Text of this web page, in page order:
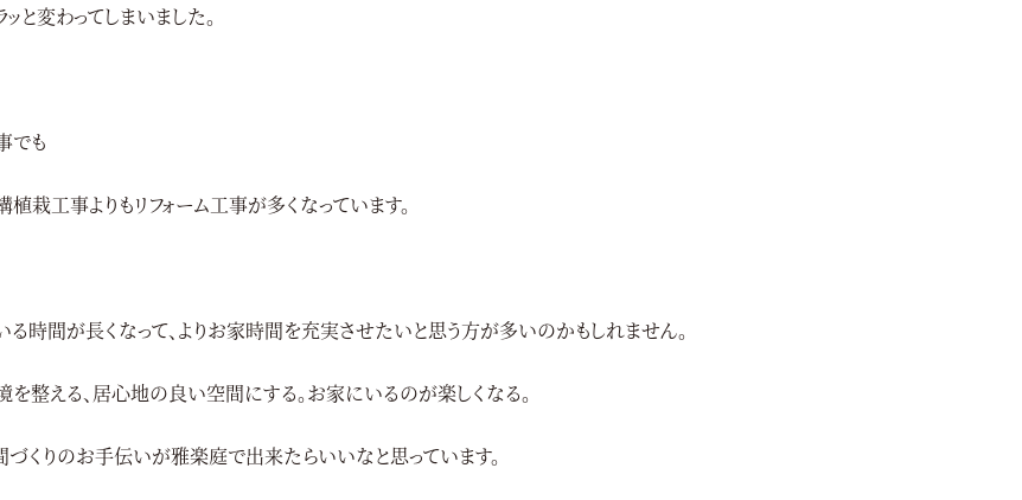
と変わってしまいました。
でも
栽工事よりもリフォーム工事が多くなっています。
る時間が長くなって、よりお家時間を充実させたいと思う方が多いのかもしれません。
整える、居心地の良い空間にする。お家にいるのが楽しくなる。
づくりのお手伝いが雅楽庭で出来たらいいなと思っています。